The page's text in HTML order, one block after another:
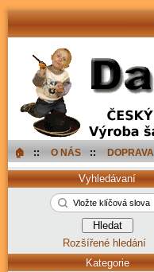
🏠︎ :: O NÁS :: DOPRAVA
Vyhledávaní
Rozšířené hledání
Kategorie